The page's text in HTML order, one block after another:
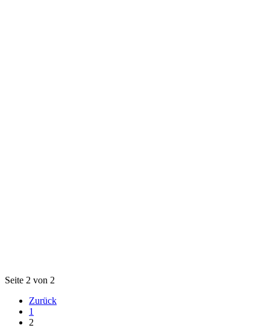
Seite 2 von 2
Zurück
1
2